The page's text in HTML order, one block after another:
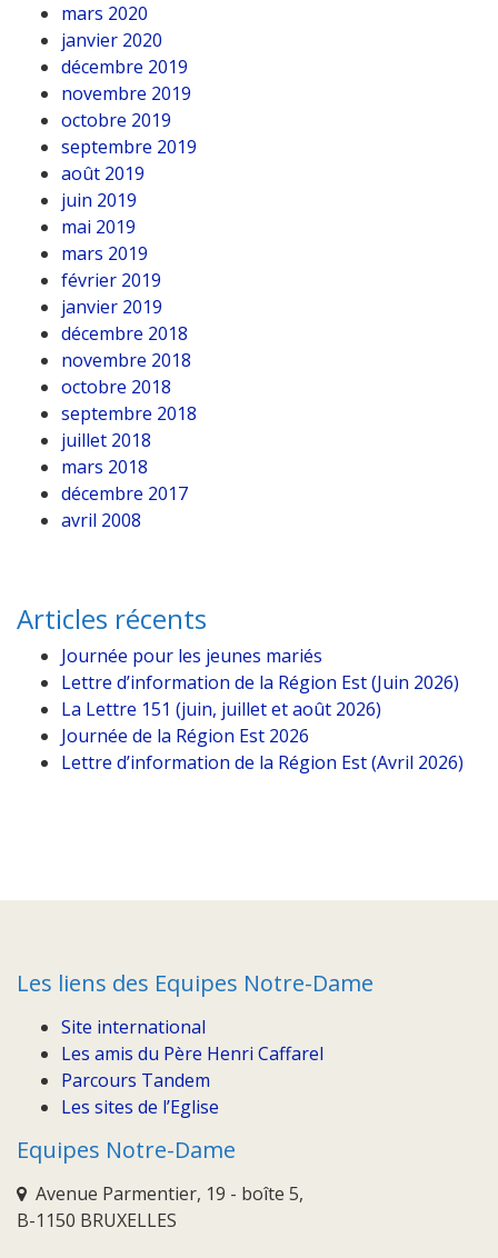
mars 2020
janvier 2020
décembre 2019
novembre 2019
octobre 2019
septembre 2019
août 2019
juin 2019
mai 2019
mars 2019
février 2019
janvier 2019
décembre 2018
novembre 2018
octobre 2018
septembre 2018
juillet 2018
mars 2018
décembre 2017
avril 2008
Articles récents
Journée pour les jeunes mariés
Lettre d’information de la Région Est (Juin 2026)
La Lettre 151 (juin, juillet et août 2026)
Journée de la Région Est 2026
Lettre d’information de la Région Est (Avril 2026)
Les liens des Equipes Notre-Dame
Site international
Les amis du Père Henri Caffarel
Parcours Tandem
Les sites de l’Eglise
Equipes Notre-Dame
Avenue Parmentier, 19 - boîte 5,
B-1150 BRUXELLES